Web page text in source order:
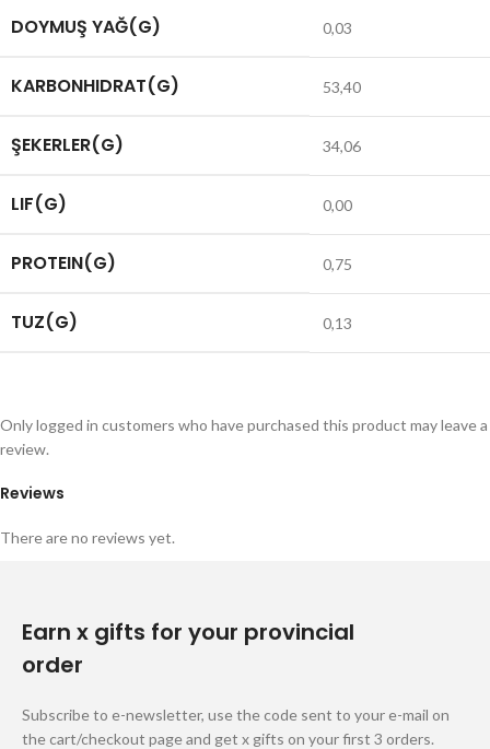
DOYMUŞ YAĞ(G) 0,03
KARBONHIDRAT(G) 53,40
ŞEKERLER(G) 34,06
LIF(G) 0,00
PROTEIN(G) 0,75
TUZ(G) 0,13
Reviews
There are no reviews yet.
Only logged in customers who have purchased this product may leave a
review.
Earn x gifts for your provincial
order
Subscribe to e-newsletter, use the code sent to your e-mail on
the cart/checkout page and get x gifts on your first 3 orders.